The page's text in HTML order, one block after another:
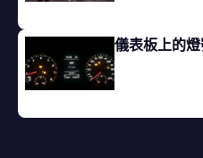
儀表板上的